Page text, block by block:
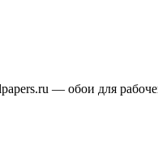
— обои для